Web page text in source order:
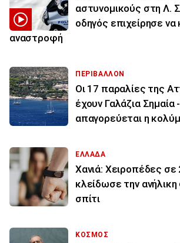
αστυνομικούς στη Λ.
οδηγός επιχείρησε να
αναστροφή
ΠΕΡΙΒΑΛΛΟΝ
Οι 17 παραλίες της
έχουν Γαλάζια Σημαία
απαγορεύεται η
ΕΛΛΑΔΑ
Χανιά: Χειροπέδες
κλείδωσε την
σπίτι
ΚΟΣΜΟΣ